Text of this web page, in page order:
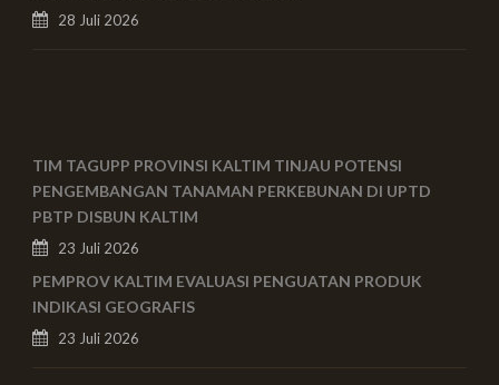
28 Juli 2026
TIM TAGUPP PROVINSI KALTIM TINJAU POTENSI
PENGEMBANGAN TANAMAN PERKEBUNAN DI UPTD
PBTP DISBUN KALTIM
23 Juli 2026
PEMPROV KALTIM EVALUASI PENGUATAN PRODUK
INDIKASI GEOGRAFIS
23 Juli 2026